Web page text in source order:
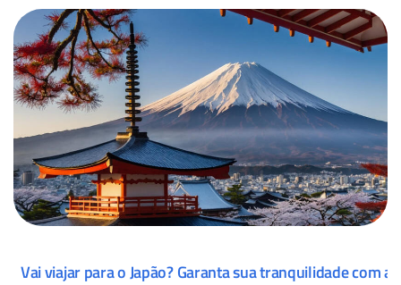
Vai viajar para o Japão? Garanta sua tranquilidade com a